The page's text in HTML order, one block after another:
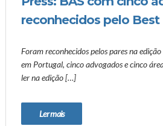
reconhecidos pelo Best
Foram reconhecidos pelos pares na
em Portugal, cinco advogados e cinco
ler na edição […]
Ler mais